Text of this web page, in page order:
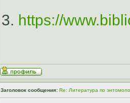
3. https://
Заголовок сообщения: Re: Литература по